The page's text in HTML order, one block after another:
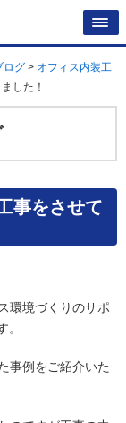
ログ > オフィス内装工
した！
事をさせて
環境づくりのサポ
事例をご紹介いた